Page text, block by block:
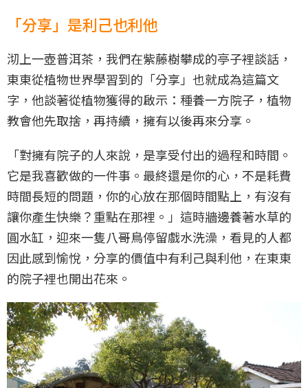
「分享」是利己也利他
沏上一壺普洱茶，我們在紫藤樹攀成的亭子裡談話，
東東從植物世界學習到的「分享」也就成為這篇文
字，他談著從植物獲得的啟示：種養一方院子，植物
教會他先取捨，再持續，擁有以後再來分享。
「對擁有院子的人來說，是享受付出的過程和時間。
它是我喜歡做的一件事。最終還是你的心，不是耗費
時間長短的問題，你的心放在那個時間點上，有沒有
讓你產生快樂？重點在那裡。」這時牆邊養著水草的
圓水缸，迎來一隻八哥鳥停留戲水洗澡，看見的人都
因此感到愉悅，分享的價值中有利己與利他，在東東
的院子裡也開出花來。